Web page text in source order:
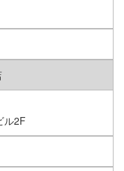
ル2F